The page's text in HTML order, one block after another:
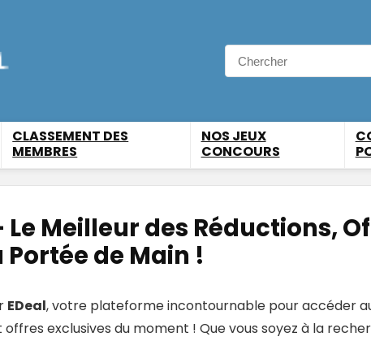
CLASSEMENT DES
MEMBRES
NOS JEUX
CONCOURS
Le Meilleur des Réductions,
Portée de Main !
EDeal, votre plateforme incontournable pour accéder
exclusives du moment ! Que vous soyez à la